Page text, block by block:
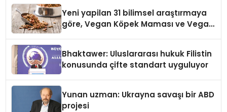
Yeni yapilan 31 bilimsel araştırmaya
göre, Vegan Köpek Maması ve Vegan
Bhaktawer: Uluslararası hukuk Filistin
konusunda çifte standart uyguluyor
Yunan uzman: Ukrayna savaşı bir ABD
projesi